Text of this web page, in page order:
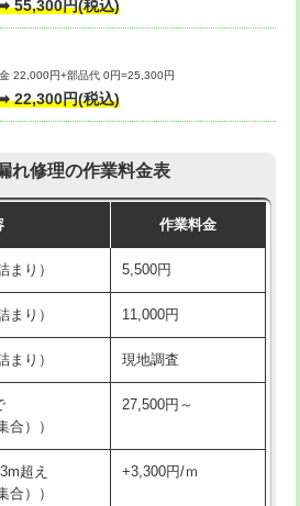
10㎝超え）
まで）
超え）
16,500円
現場見積
の価格です。
付・デッキ
16,500円+材料費
トラップ
） 11,000円+材料費
13,200円
） 16,500円
分岐水栓） 16,500円
工) 16,500円
め) 3,300円
設置)
（バンド止
5,500円
55,300円(税込)
22,000円+部品代 0円=25,300円
22,300円(税込)
れ修理の作業料金表
作業料金
まり） 5,500円
まり） 11,000円
まり） 現地調査
合））
27,500円～
超え
合））
+3,300円/ｍ